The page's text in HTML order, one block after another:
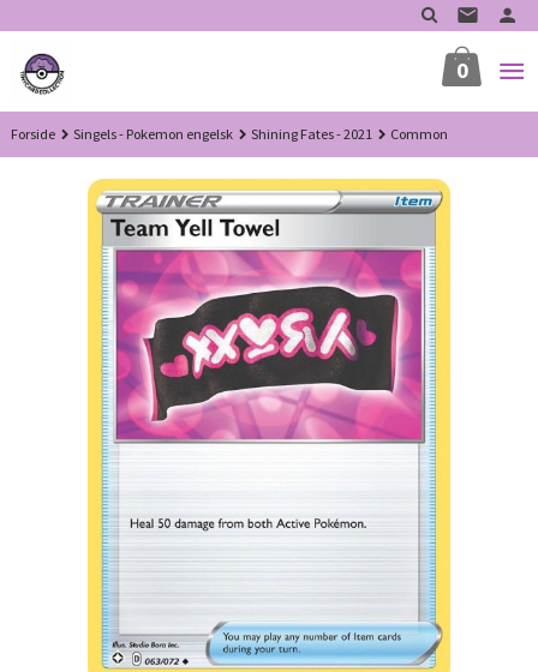
til
innholdet
0
Forside Singels - Pokemon engelsk Shining Fates - 2021 Common